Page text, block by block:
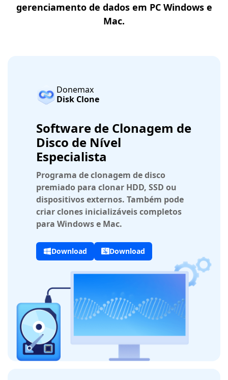
gerenciamento de dados em PC Windows e
Mac.
Donemax
Disk Clone
Software de Clonagem de
Disco de Nível
Especialista
Programa de clonagem de disco
premiado para clonar HDD, SSD ou
dispositivos externos. Também pode
criar clones inicializáveis completos
para Windows e Mac.
Download Download